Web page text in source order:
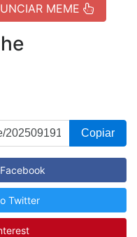
MEME
Copiar
Twitter